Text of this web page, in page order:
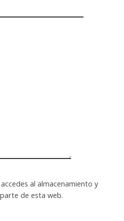
al almacenamiento y
de esta web.